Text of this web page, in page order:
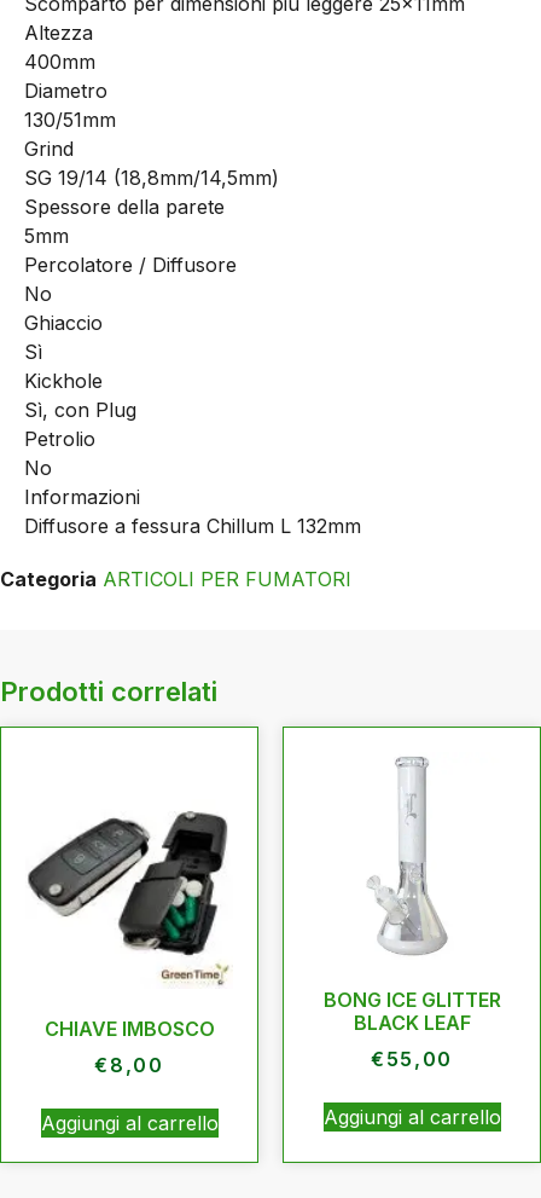
Altezza
400mm
Diametro
130/51mm
Grind
SG 19/14 (18,8mm/14,5mm)
Spessore della parete
5mm
Percolatore / Diffusore
No
Ghiaccio
Sì
Kickhole
Sì, con Plug
Petrolio
No
Informazioni
Diffusore a fessura Chillum L 132mm
Categoria ARTICOLI PER FUMATORI
Prodotti correlati
CHIAVE IMBOSCO
€ 8,00
Aggiungi al carrello
BONG ICE GLITTER
BLACK LEAF
€ 55,00
Aggiungi al carrello